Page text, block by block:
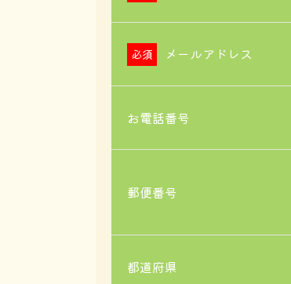
メールアドレス
お電話番号
郵便番号
都道府県